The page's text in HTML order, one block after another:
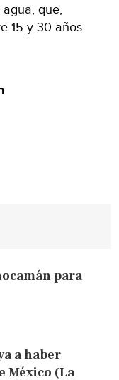
que,
15 y 30 años.
para
a haber
México (La